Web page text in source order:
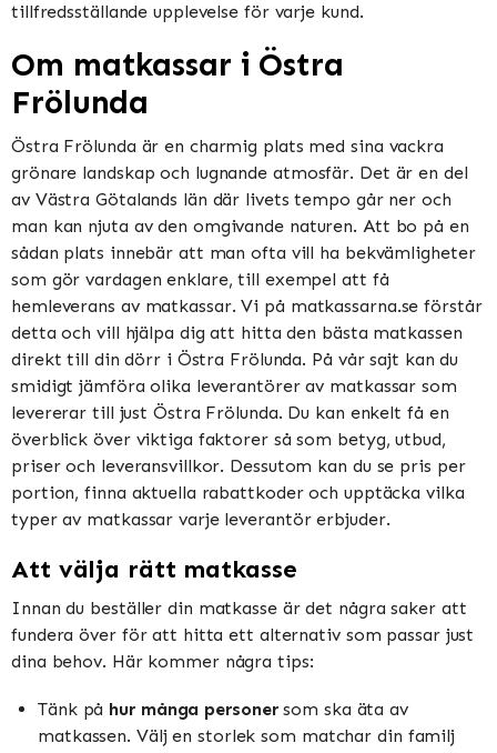
tillfredsställande upplevelse för varje kund.
Om matkassar i Östra
Frölunda
Östra Frölunda är en charmig plats med sina vackra
grönare landskap och lugnande atmosfär. Det är en del
av Västra Götalands län där livets tempo går ner och
man kan njuta av den omgivande naturen. Att bo på en
sådan plats innebär att man ofta vill ha bekvämligheter
som gör vardagen enklare, till exempel att få
hemleverans av matkassar. Vi på matkassarna.se förstår
detta och vill hjälpa dig att hitta den bästa matkassen
direkt till din dörr i Östra Frölunda. På vår sajt kan du
smidigt jämföra olika leverantörer av matkassar som
levererar till just Östra Frölunda. Du kan enkelt få en
överblick över viktiga faktorer så som betyg, utbud,
priser och leveransvillkor. Dessutom kan du se pris per
portion, finna aktuella rabattkoder och upptäcka vilka
typer av matkassar varje leverantör erbjuder.
Att välja rätt matkasse
Innan du beställer din matkasse är det några saker att
fundera över för att hitta ett alternativ som passar just
dina behov. Här kommer några tips:
Tänk på hur många personersom ska äta av
matkassen. Välj en storlek som matchar din familj